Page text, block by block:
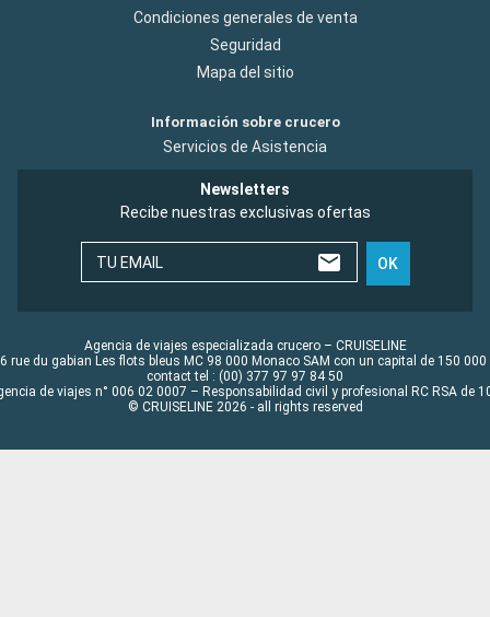
Condiciones generales de venta
Seguridad
Mapa del sitio
Información sobre crucero
Servicios de Asistencia
Newsletters
Recibe nuestras exclusivas ofertas
TU EMAIL OK
Agencia de viajes especializada crucero – CRUISELINE
rue du gabian Les flots bleus MC 98 000 Monaco SAM con un capital de 150 000
contact tel : (00) 377 97 97 84 50
de viajes n° 006 02 0007 – Responsabilidad civil y profesional RC RSA de
© CRUISELINE 2026 - all rights reserved